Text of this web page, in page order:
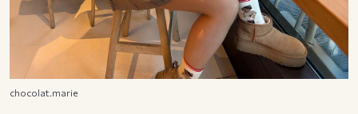
chocolat.marie